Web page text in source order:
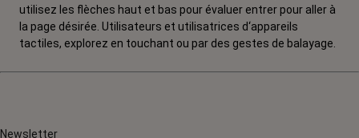
utilisez les flèches haut et bas pour évaluer entrer pour aller à
la page désirée. Utilisateurs et utilisatrices d‘appareils
tactiles, explorez en touchant ou par des gestes de balayage.
Newsletter